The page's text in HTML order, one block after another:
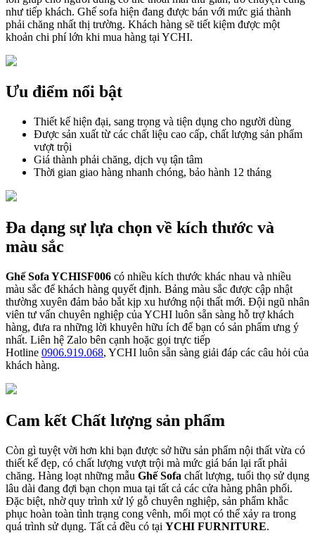
như tiếp khách. Ghế sofa hiện đang được bán với mức giá thành
phải chăng nhất thị trường. Khách hàng sẽ tiết kiệm được một
khoản chi phí lớn khi mua hàng tại YCHI.
Ưu điểm nổi bật
Thiết kế hiện đại, sang trọng và tiện dụng cho người dùng
Được sản xuất từ các chất liệu cao cấp, chất lượng sản phẩm
vượt trội
Giá thành phải chăng, dịch vụ tận tâm
Thời gian giao hàng nhanh chóng, bảo hành 12 tháng
Đa dạng sự lựa chọn về kích thước và
màu sắc
Ghế Sofa YCHISF006 có nhiều kích thước khác nhau và nhiều
màu sắc để khách hàng quyết định. Bảng màu sắc được cập nhật
thường xuyên đảm bảo bắt kịp xu hướng nội thất mới. Đội ngũ nhân
viên tư vấn chuyên nghiệp của YCHI luôn sẵn sàng hỗ trợ khách
hàng, đưa ra những lời khuyên hữu ích để bạn có sản phẩm ưng ý
nhất. Liên hệ Zalo bên cạnh hoặc gọi trực tiếp
Hotline 0906.919.068, YCHI luôn sẵn sàng giải đáp các câu hỏi của
khách hàng.
Cam kết Chất lượng sản phẩm
Còn gì tuyệt vời hơn khi bạn được sở hữu sản phẩm nội thất vừa có
thiết kế đẹp, có chất lượng vượt trội mà mức giá bán lại rất phải
chăng. Hàng loạt những mẫu Ghế Sofa chất lượng, tuổi thọ sử dụng
lâu dài đang đợi bạn chọn mua tại tất cả các cửa hàng phân phối.
Đặc biệt, nhờ quy trình xử lý gỗ chuyên nghiệp, sản phẩm khắc
phục hoàn toàn tình trạng cong vênh, mối mọt có thể xảy ra trong
quá trình sử dụng. Tất cả đều có tại YCHI FURNITURE.